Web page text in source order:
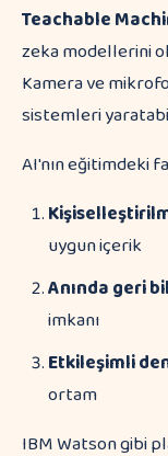
Teachable
zeka modellerini
Kamera ve
sistemleri
AI'nın eğitimdeki
uygun içerik
Anında geri
imkanı
Etkileşimli
ortam
IBM Watson gibi